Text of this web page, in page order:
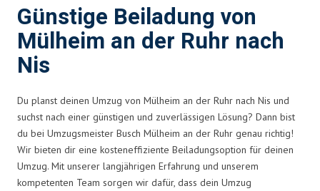
Günstige Beiladung von
Mülheim an der Ruhr nach
Nis
Du planst deinen Umzug von Mülheim an der Ruhr nach Nis und
suchst nach einer günstigen und zuverlässigen Lösung? Dann bist
du bei Umzugsmeister Busch Mülheim an der Ruhr genau richtig!
Wir bieten dir eine kosteneffiziente Beiladungsoption für deinen
Umzug. Mit unserer langjährigen Erfahrung und unserem
kompetenten Team sorgen wir dafür, dass dein Umzug